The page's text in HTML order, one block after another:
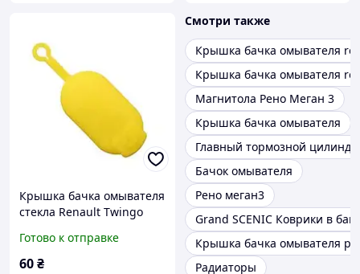
Крышка бачка омывателя
стекла Renault Twingo
7700812930 6001548742
Готово к отправке
60₴
Смотри также
Крышка бачка омывателя
Крышка бачка омывателя
Магнитола Рено Меган 3
Крышка бачка омывателя
Главный тормозной цилиндр
Бачок омывателя
Рено меган3
Grand SCENIC Коврики в
Крышка бачка омывателя
Радиаторы